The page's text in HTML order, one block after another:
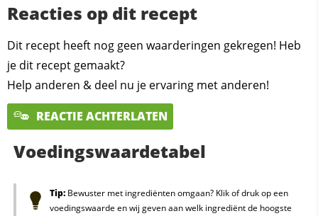
Reacties op dit recept
Dit recept heeft nog geen waarderingen gekregen! Heb
je dit recept gemaakt?
Help anderen & deel nu je ervaring met anderen!
REACTIE ACHTERLATEN
Voedingswaardetabel
Tip:Bewuster met ingrediënten omgaan? Klik of druk op een
voedingswaarde en wij geven aan welk ingrediënt de hoogste